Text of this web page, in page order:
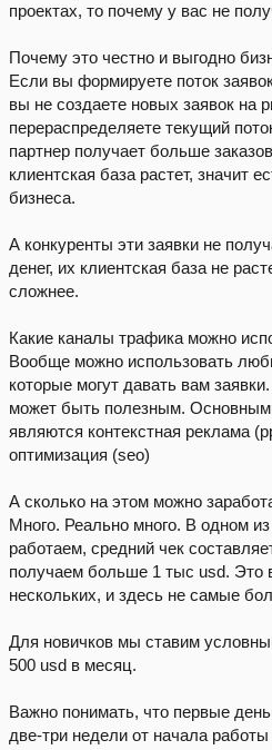
проектах, то почему у вас не
Почему это честно и выгодно
Если вы формируете поток
вы не создаете новых заявок на
перераспределяете текущий
партнер получает больше
клиентская база растет, значит
бизнеса.
А конкуренты эти заявки не
денег, их клиентская база не
сложнее.
Какие каналы трафика можно
Вообще можно использовать
которые могут давать вам
может быть полезным.
являются контекстная реклама
оптимизация (seo)
А сколько на этом можно
Много. Реально много. В одном
работаем, средний чек
получаем больше 1 тыс usd. Это
нескольких, и здесь не самые
Для новичков мы ставим
500 usd в месяц.
Важно понимать, что первые
две-три недели от начала